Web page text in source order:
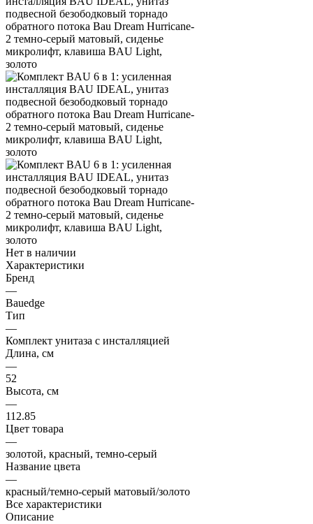
Нет в наличии
Характеристики
Бренд
—
Bauedge
Тип
—
Комплект унитаза c инсталляцией
Длина, см
—
52
Высота, см
—
112.85
Цвет товара
—
золотой, красный, темно-серый
Название цвета
—
красный/темно-серый матовый/золото
Все характеристики
Описание